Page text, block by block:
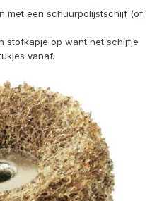
met een schuurpolijstschijf (of
stofkapje op want het schijfje
vanaf.